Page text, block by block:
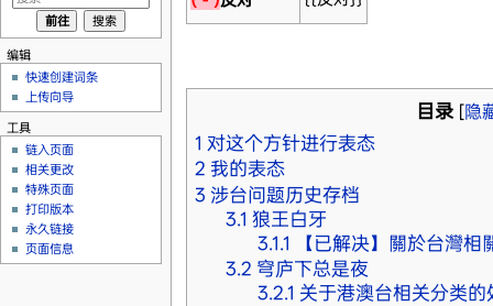
目录[隐
1 对这个方针进行表态
2 我的表态
3 涉台问题历史存档
3.1 狼王白牙
3.1.1
【已解决】關於台灣
3.2 穹庐下总是夜
3.2.1 关于港澳台相关分类的
编辑
快速创建词条
上传向导
工具
链入页面
相关更改
特殊页面
打印版本
永久链接
页面信息